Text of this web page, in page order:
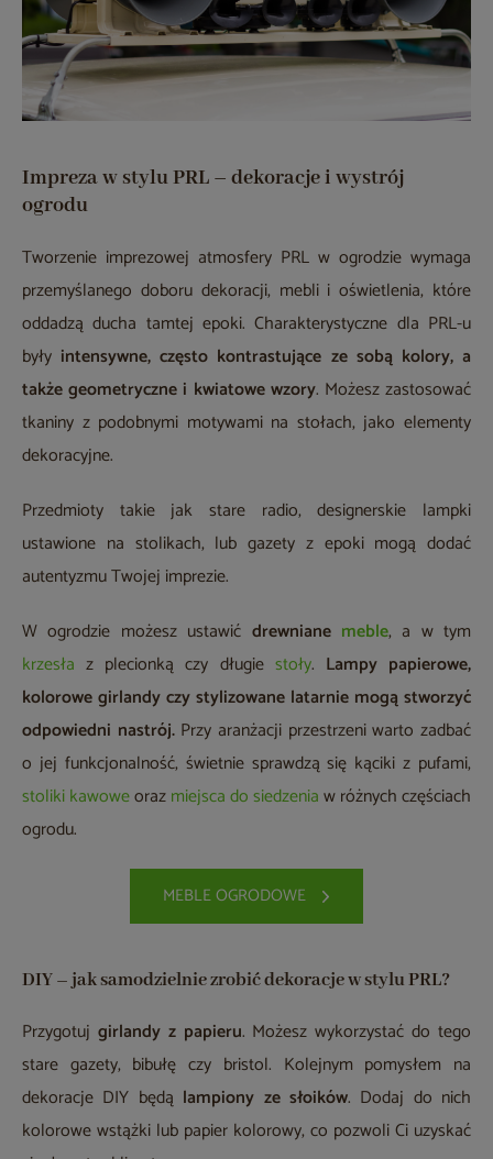
Impreza w stylu PRL – dekoracje i wystrój
ogrodu
Tworzenie imprezowej atmosfery PRL w ogrodzie wymaga
przemyślanego doboru dekoracji, mebli i oświetlenia, które
oddadzą ducha tamtej epoki. Charakterystyczne dla PRL-u
były intensywne, często kontrastujące ze sobą kolory, a
także geometryczne i kwiatowe wzory. Możesz zastosować
tkaniny z podobnymi motywami na stołach, jako elementy
dekoracyjne.
Przedmioty takie jak stare radio, designerskie lampki
ustawione na stolikach, lub gazety z epoki mogą dodać
autentyzmu Twojej imprezie.
W ogrodzie możesz ustawić drewniane meble, a w tym
krzesła z plecionką czy długie stoły. Lampy papierowe,
kolorowe girlandy czy stylizowane latarnie mogą stworzyć
odpowiedni nastrój.Przy aranżacji przestrzeni warto zadbać
o jej funkcjonalność, świetnie sprawdzą się kąciki z pufami,
stoliki kawoweorazmiejsca do siedzeniaw różnych częściach
ogrodu.
MEBLE OGRODOWE
DIY – jak samodzielnie zrobić dekoracje w stylu PRL?
Przygotuj girlandy z papieru. Możesz wykorzystać do tego
stare gazety, bibułę czy bristol. Kolejnym pomysłem na
dekoracje DIY będą lampiony ze słoików. Dodaj do nich
kolorowe wstążki lub papier kolorowy, co pozwoli Ci uzyskać